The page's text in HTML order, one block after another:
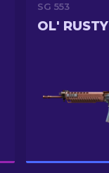
SG 553
OL' RUSTY